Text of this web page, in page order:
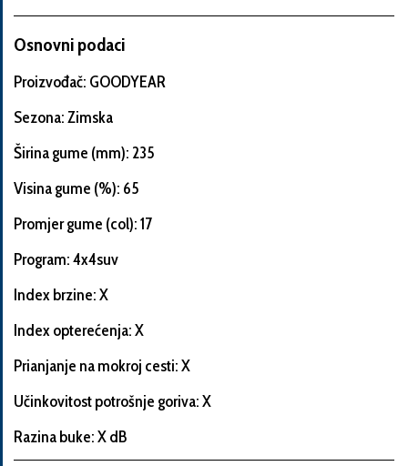
Broj
Informacije
o
Marka
Osnovni podaci
Proizvođač: GOODYEAR
Sezona: Zimska
Širina gume (mm): 235
Visina gume (%): 65
Promjer gume (col): 17
Program: 4x4suv
Index brzine: X
Index opterećenja: X
Prianjanje na mokroj cesti: X
Učinkovitost potrošnje goriva: X
Razina buke: X dB